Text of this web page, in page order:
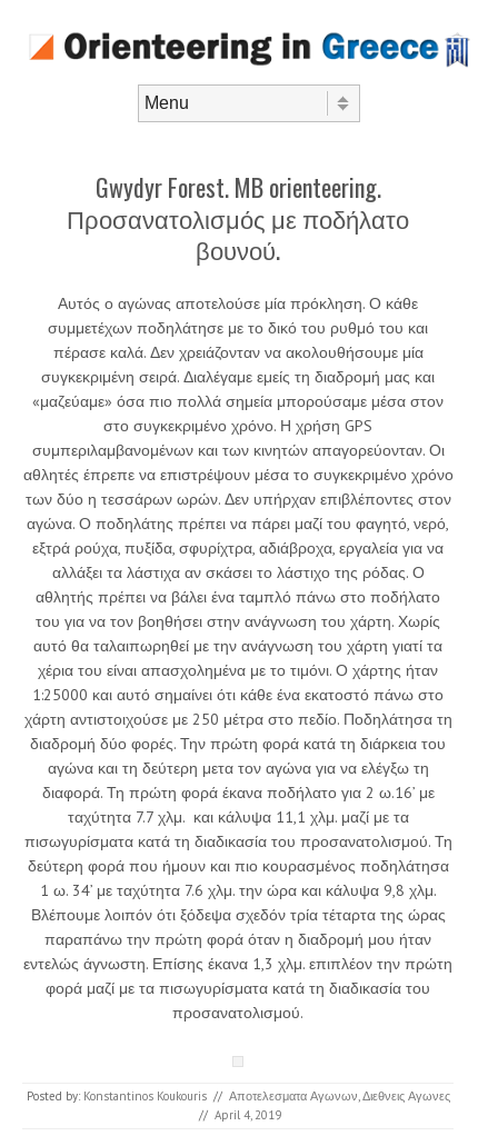
Gwydyr Forest. MB orienteering.
Προσανατολισμός με ποδήλατο
βουνού.
Αυτός ο αγώνας αποτελούσε μία πρόκληση. Ο κάθε
συμμετέχων ποδηλάτησε με το δικό του ρυθμό του και
πέρασε καλά. Δεν χρειάζονταν να ακολουθήσουμε μία
συγκεκριμένη σειρά. Διαλέγαμε εμείς τη διαδρομή μας και
«μαζεύαμε» όσα πιο πολλά σημεία μπορούσαμε μέσα στον
στο συγκεκριμένο χρόνο. Η χρήση GPS
συμπεριλαμβανομένων και των κινητών απαγορεύονταν. Οι
αθλητές έπρεπε να επιστρέψουν μέσα το συγκεκριμένο χρόνο
των δύο η τεσσάρων ωρών. Δεν υπήρχαν επιβλέποντες στον
αγώνα. Ο ποδηλάτης πρέπει να πάρει μαζί του φαγητό, νερό,
εξτρά ρούχα, πυξίδα, σφυρίχτρα, αδιάβροχα, εργαλεία για να
αλλάξει τα λάστιχα αν σκάσει το λάστιχο της ρόδας. Ο
αθλητής πρέπει να βάλει ένα ταμπλό πάνω στο ποδήλατο
του για να τον βοηθήσει στην ανάγνωση του χάρτη. Χωρίς
αυτό θα ταλαιπωρηθεί με την ανάγνωση του χάρτη γιατί τα
χέρια του είναι απασχολημένα με το τιμόνι. Ο χάρτης ήταν
1:25000 και αυτό σημαίνει ότι κάθε ένα εκατοστό πάνω στο
χάρτη αντιστοιχούσε με 250 μέτρα στο πεδίο. Ποδηλάτησα τη
διαδρομή δύο φορές. Την πρώτη φορά κατά τη διάρκεια του
αγώνα και τη δεύτερη μετα τον αγώνα για να ελέγξω τη
διαφορά. Τη πρώτη φορά έκανα ποδήλατο για 2 ω.16’ με
ταχύτητα 7.7 χλμ. και κάλυψα 11,1 χλμ. μαζί με τα
πισωγυρίσματα κατά τη διαδικασία του προσανατολισμού. Τη
δεύτερη φορά που ήμουν και πιο κουρασμένος ποδηλάτησα
1 ω. 34’ με ταχύτητα 7.6 χλμ. την ώρα και κάλυψα 9,8 χλμ.
Βλέπουμε λοιπόν ότι ξόδεψα σχεδόν τρία τέταρτα της ώρας
παραπάνω την πρώτη φορά όταν η διαδρομή μου ήταν
εντελώς άγνωστη. Επίσης έκανα 1,3 χλμ. επιπλέον την πρώτη
φορά μαζί με τα πισωγυρίσματα κατά τη διαδικασία του
προσανατολισμού.
Posted by: Konstantinos Koukouris // Αποτελεσματα Αγωνων,Διεθνεις Αγωνες
// April 4, 2019